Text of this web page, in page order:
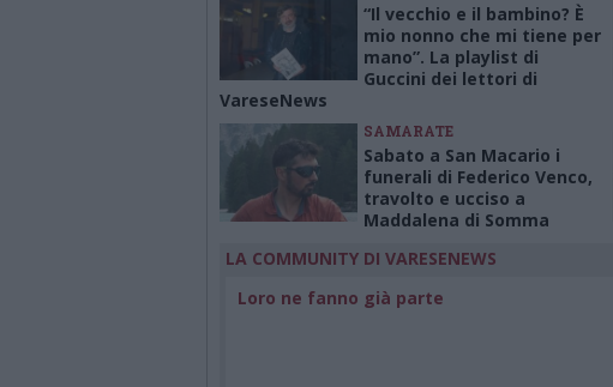
“Il vecchio e il bambino? È
mio nonno che mi tiene per
mano”. La playlist di
Guccini dei lettori di
VareseNews
SAMARATE
Sabato a San Macario i
funerali di Federico Venco,
travolto e ucciso a
Maddalena di Somma
LA COMMUNITY DI VARESENEWS
Loro ne fanno già parte